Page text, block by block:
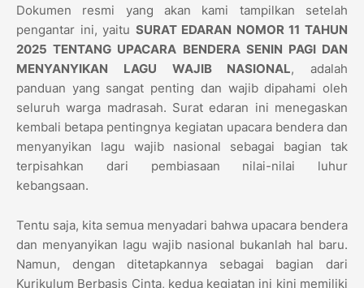
Dokumen resmi yang akan kami tampilkan setelah
pengantar ini, yaitu SURAT EDARAN NOMOR 11 TAHUN
2025 TENTANG UPACARA BENDERA SENIN PAGI DAN
MENYANYIKAN LAGU WAJIB NASIONAL, adalah
panduan yang sangat penting dan wajib dipahami oleh
seluruh warga madrasah. Surat edaran ini menegaskan
kembali betapa pentingnya kegiatan upacara bendera dan
menyanyikan lagu wajib nasional sebagai bagian tak
terpisahkan dari pembiasaan nilai-nilai luhur
kebangsaan.
Tentu saja, kita semua menyadari bahwa upacara bendera
dan menyanyikan lagu wajib nasional bukanlah hal baru.
Namun, dengan ditetapkannya sebagai bagian dari
Kurikulum Berbasis Cinta, kedua kegiatan ini kini memiliki